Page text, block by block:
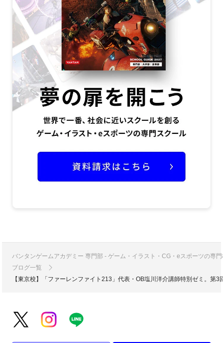
バンタンゲームアカデミー 専門部 - ゲーム・イラスト・CG・eスポーツの専
ブログ一覧
【東京校】「ファーレンファイト213」代表・OB塩川洋介講師特別ゼミ。第3